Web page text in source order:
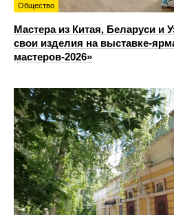
Общество
Мастера из Китая, Беларуси и
свои изделия на выставке-
мастеров-2026»